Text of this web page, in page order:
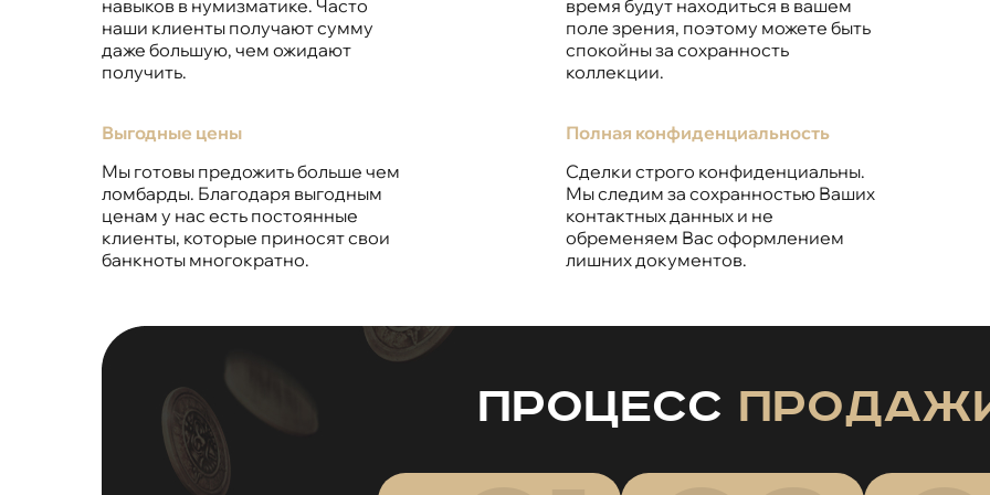
навыков в нумизматике. Часто
наши клиенты получают сумму
даже большую, чем ожидают
получить.
Выгодные цены
Мы готовы предожить больше чем
ломбарды. Благодаря выгодным
ценам у нас есть постоянные
клиенты, которые приносят свои
банкноты многократно.
время будут находиться в вашем
поле зрения, поэтому можете быть
спокойны за сохранность
коллекции.
Полная конфиденциальность
Сделки строго конфиденциальны.
Мы следим за сохранностью Ваших
контактных данных и не
обременяем Вас оформлением
лишних документов.
Процесс